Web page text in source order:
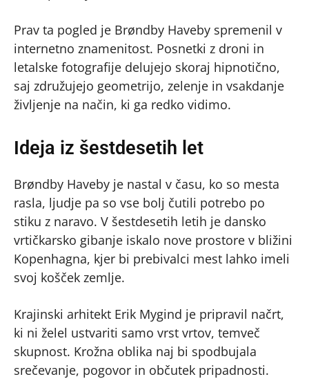
Prav ta pogled je Brøndby Haveby spremenil v
internetno znamenitost. Posnetki z droni in
letalske fotografije delujejo skoraj hipnotično,
saj združujejo geometrijo, zelenje in vsakdanje
življenje na način, ki ga redko vidimo.
Ideja iz šestdesetih let
Brøndby Haveby je nastal v času, ko so mesta
rasla, ljudje pa so vse bolj čutili potrebo po
stiku z naravo. V šestdesetih letih je dansko
vrtičkarsko gibanje iskalo nove prostore v bližini
Kopenhagna, kjer bi prebivalci mest lahko imeli
svoj košček zemlje.
Krajinski arhitekt Erik Mygind je pripravil načrt,
ki ni želel ustvariti samo vrst vrtov, temveč
skupnost. Krožna oblika naj bi spodbujala
srečevanje, pogovor in občutek pripadnosti.